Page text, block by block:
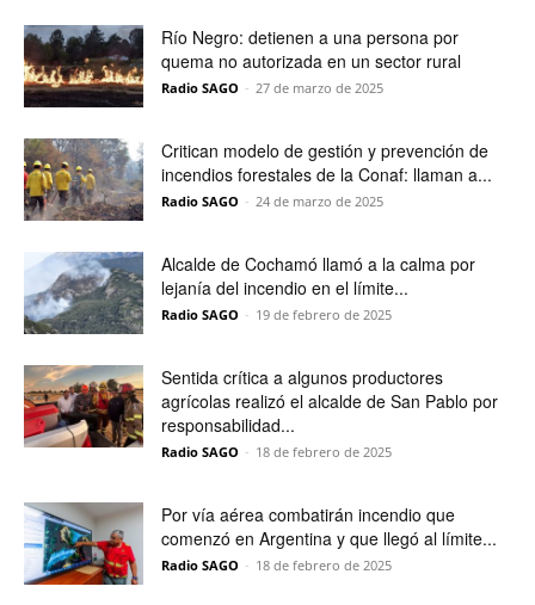
Río Negro: detienen a una persona por
quema no autorizada en un sector rural
Radio SAGO - 27 de marzo de 2025
Critican modelo de gestión y prevención de
incendios forestales de la Conaf: llaman a...
Radio SAGO - 24 de marzo de 2025
Alcalde de Cochamó llamó a la calma por
lejanía del incendio en el límite...
Radio SAGO - 19 de febrero de 2025
Sentida crítica a algunos productores
agrícolas realizó el alcalde de San Pablo por
responsabilidad...
Radio SAGO - 18 de febrero de 2025
Por vía aérea combatirán incendio que
comenzó en Argentina y que llegó al límite...
Radio SAGO - 18 de febrero de 2025